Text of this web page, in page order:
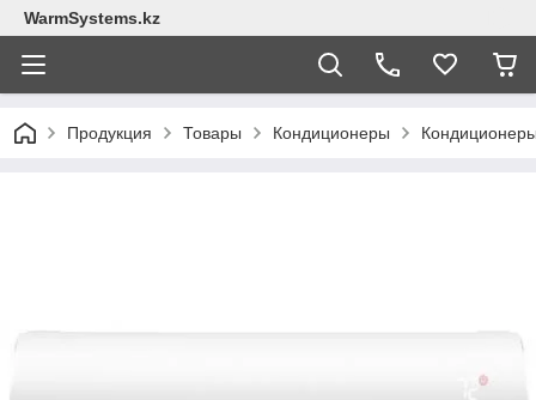
WarmSystems.kz
Продукция Товары Кондиционеры